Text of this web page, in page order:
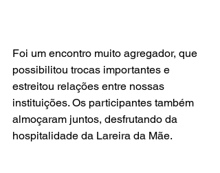
Foi um encontro muito agregador, que
possibilitou trocas importantes e
estreitou relações entre nossas
instituições. Os participantes também
almoçaram juntos, desfrutando da
hospitalidade da Lareira da Mãe.